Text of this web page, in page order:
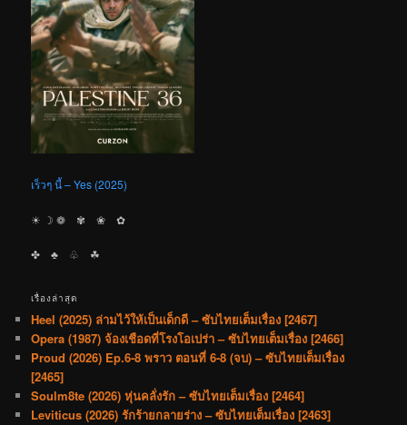
เร็วๆ นี้ – Yes (2025)
☀︎ ☽ ❁ ✾ ❀ ✿
✤ ♣︎ ♧ ☘︎
เรื่องล่าสุด
Heel (2025) ล่ามไว้ให้เป็นเด็กดี – ซับไทยเต็มเรื่อง [2467]
Opera (1987) จ้องเชือดที่โรงโอเปร่า – ซับไทยเต็มเรื่อง [2466]
Proud (2026) Ep.6-8 พราว ตอนที่ 6-8 (จบ) – ซับไทยเต็มเรื่อง
[2465]
Soulm8te (2026) หุ่นคลั่งรัก – ซับไทยเต็มเรื่อง [2464]
Leviticus (2026) รักร้ายกลายร่าง – ซับไทยเต็มเรื่อง [2463]